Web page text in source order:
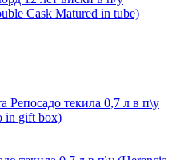
Cask Matured in tube)